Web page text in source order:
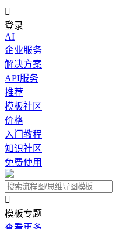

登录
AI
企业服务
解决方案
API服务
推荐
模板社区
价格
入门教程
知识社区
免费使用

模板专题